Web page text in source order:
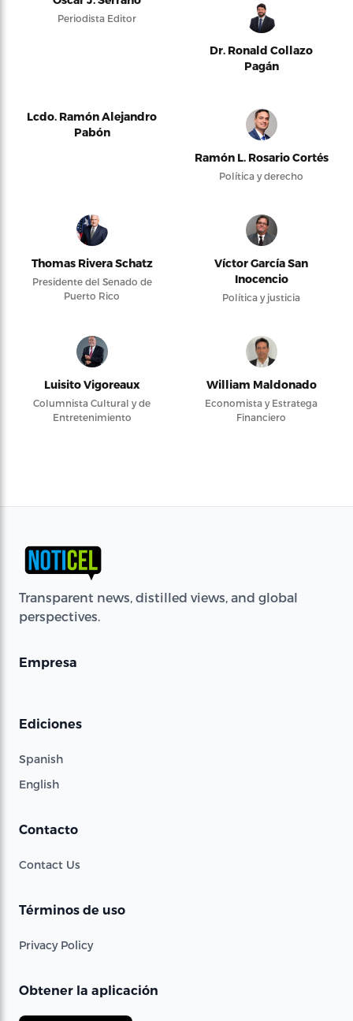
Periodista Editor
Dr. Ronald Collazo
Pagán
Lcdo. Ramón Alejandro
Pabón
Ramón L. Rosario Cortés
Política y derecho
Thomas Rivera Schatz
Presidente del Senado de
Puerto Rico
Víctor García San
Inocencio
Política y justicia
Luisito Vigoreaux
Columnista Cultural y de
Entretenimiento
William Maldonado
Economista y Estratega
Financiero
Transparent news, distilled views, and global
perspectives.
Empresa
Ediciones
Spanish
English
Contacto
Contact Us
Términos de uso
Privacy Policy
Obtener la aplicación